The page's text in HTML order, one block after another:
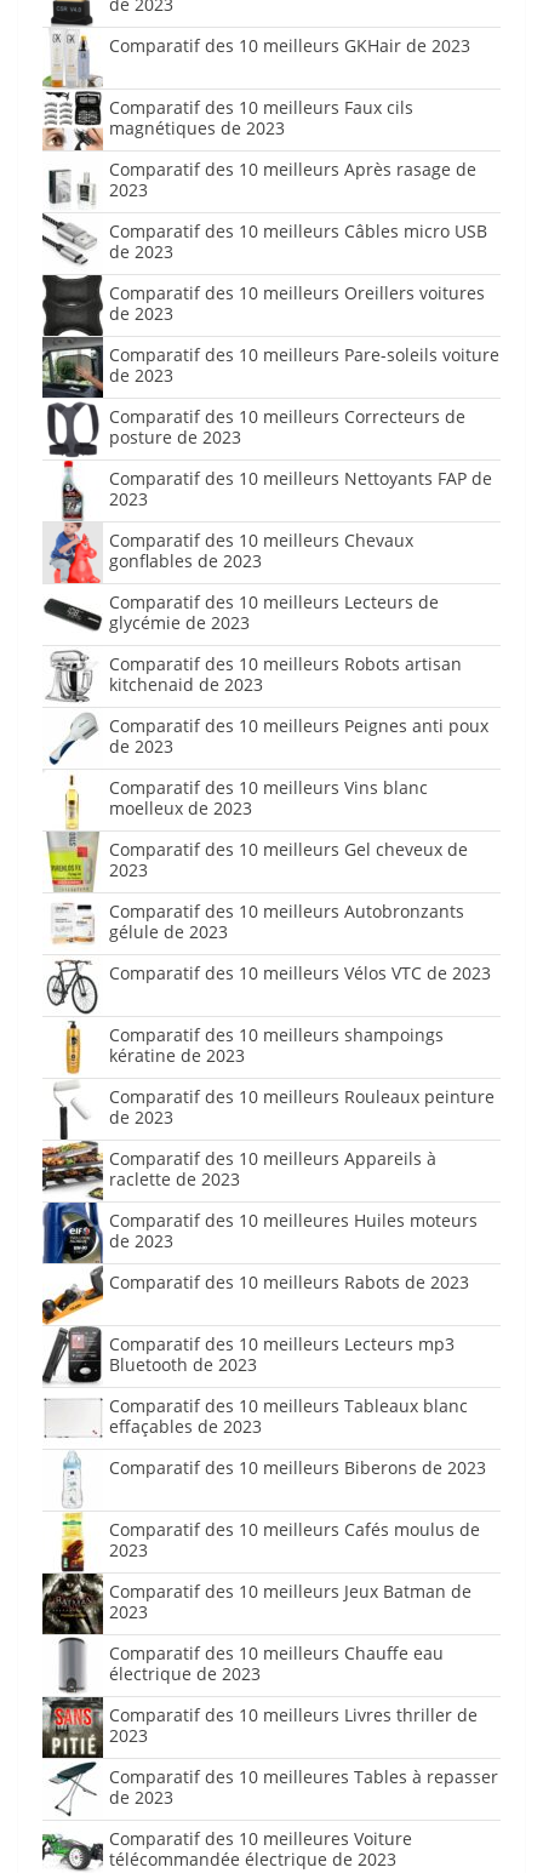
Comparatif des 10 meilleurs GKHair de 2023
Comparatif des 10 meilleurs Faux cils
magnétiques de 2023
Comparatif des 10 meilleurs Après rasage de
2023
Comparatif des 10 meilleurs Câbles micro USB
de 2023
Comparatif des 10 meilleurs Oreillers voitures
de 2023
Comparatif des 10 meilleurs Pare-soleils voiture
de 2023
Comparatif des 10 meilleurs Correcteurs de
posture de 2023
Comparatif des 10 meilleurs Nettoyants FAP de
2023
Comparatif des 10 meilleurs Chevaux
gonflables de 2023
Comparatif des 10 meilleurs Lecteurs de
glycémie de 2023
Comparatif des 10 meilleurs Robots artisan
kitchenaid de 2023
Comparatif des 10 meilleurs Peignes anti poux
de 2023
Comparatif des 10 meilleurs Vins blanc
moelleux de 2023
Comparatif des 10 meilleurs Gel cheveux de
2023
Comparatif des 10 meilleurs Autobronzants
gélule de 2023
Comparatif des 10 meilleurs Vélos VTC de 2023
Comparatif des 10 meilleurs shampoings
kératine de 2023
Comparatif des 10 meilleurs Rouleaux peinture
de 2023
Comparatif des 10 meilleurs Appareils à
raclette de 2023
Comparatif des 10 meilleures Huiles moteurs
de 2023
Comparatif des 10 meilleurs Rabots de 2023
Comparatif des 10 meilleurs Lecteurs mp3
Bluetooth de 2023
Comparatif des 10 meilleurs Tableaux blanc
effaçables de 2023
Comparatif des 10 meilleurs Biberons de 2023
Comparatif des 10 meilleurs Cafés moulus de
2023
Comparatif des 10 meilleurs Jeux Batman de
2023
Comparatif des 10 meilleurs Chauffe eau
électrique de 2023
Comparatif des 10 meilleurs Livres thriller de
2023
Comparatif des 10 meilleures Tables à repasser
de 2023
Comparatif des 10 meilleures Voiture
télécommandée électrique de 2023